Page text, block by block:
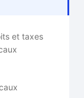
et taxes